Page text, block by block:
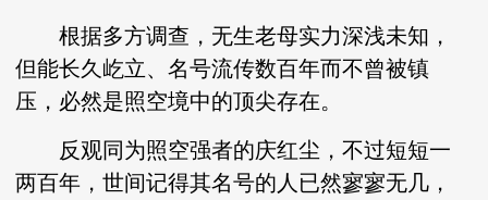
根据多方调查，无生老母实力深浅未知，
但能长久屹立、名号流传数百年而不曾被镇
压，必然是照空境中的顶尖存在。
反观同为照空强者的庆红尘，不过短短一
两百年，世间记得其名号的人已然寥寥无几，